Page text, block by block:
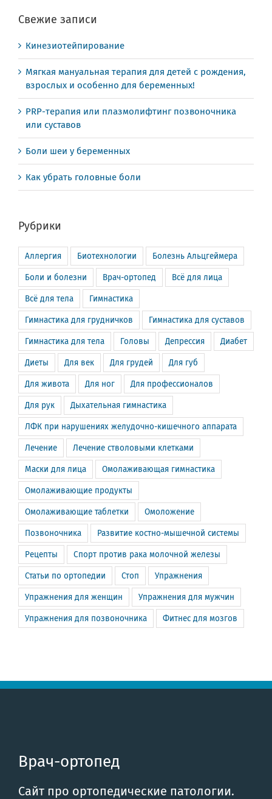
Свежие записи
Кинезиотейпирование
Мягкая мануальная терапия для детей с рождения,
взрослых и особенно для беременных!
PRP-терапия или плазмолифтинг позвоночника
или суставов
Боли шеи у беременных
Как убрать головные боли
Рубрики
Аллергия Биотехнологии Болезнь Альцгеймера
Боли и болезни Врач-ортопед Всё для лица
Всё для тела Гимнастика
Гимнастика для грудничков Гимнастика для суставов
Гимнастика для тела Головы Депрессия Диабет
Диеты Для век Для грудей Для губ
Для живота Для ног Для профессионалов
Для рук Дыхательная гимнастика
ЛФК при нарушениях желудочно-кишечного аппарата
Лечение Лечение стволовыми клетками
Маски для лица Омолаживающая гимнастика
Омолаживающие продукты
Омолаживающие таблетки Омоложение
Позвоночника Развитие костно-мышечной системы
Рецепты Спорт против рака молочной железы
Статьи по ортопедии Стоп Упражнения
Упражнения для женщин Упражнения для мужчин
Упражнения для позвоночника Фитнес для мозгов
Врач-ортопед
Сайт про ортопедические патологии.